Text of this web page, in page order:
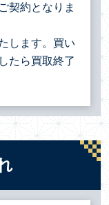
契約となりま
します。買い
たら買取終了